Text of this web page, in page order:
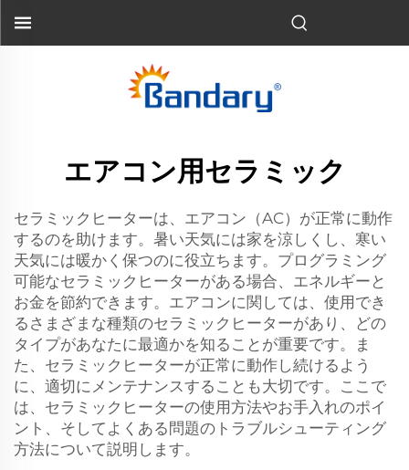
エアコン用セラミック
セラミックヒーターは、エアコン（AC）が正常に動作
するのを助けます。暑い天気には家を涼しくし、寒い
天気には暖かく保つのに役立ちます。プログラミング
可能なセラミックヒーターがある場合、エネルギーと
お金を節約できます。エアコンに関しては、使用でき
るさまざまな種類のセラミックヒーターがあり、どの
タイプがあなたに最適かを知ることが重要です。ま
た、セラミックヒーターが正常に動作し続けるよう
に、適切にメンテナンスすることも大切です。ここで
は、セラミックヒーターの使用方法やお手入れのポイ
ント、そしてよくある問題のトラブルシューティング
方法について説明します。